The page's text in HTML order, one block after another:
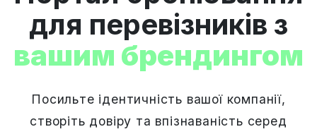
для перевізників з
вашим брендингом
Посильте ідентичність вашої компанії,
створіть довіру та впізнаваність серед